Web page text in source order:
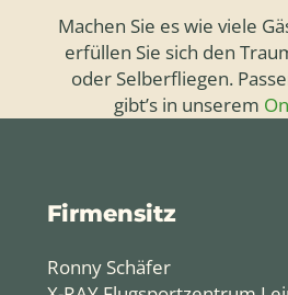
Machen Sie es wie viele
erfüllen Sie sich den
oder Selberfliegen.
gibt’s in unserem
Firmensitz
Ronny Schäfer